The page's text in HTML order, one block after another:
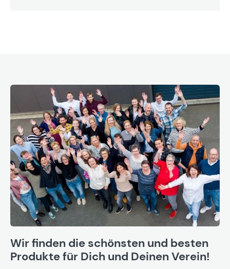
Wir finden die schönsten und besten
Produkte für Dich und Deinen Verein!